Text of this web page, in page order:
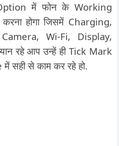
में फोन के Working
होगा जिसमें Charging,
Wi-Fi, Display,
रहे आप उन्हें ही Tick Mark
सही से काम कर रहे हो.